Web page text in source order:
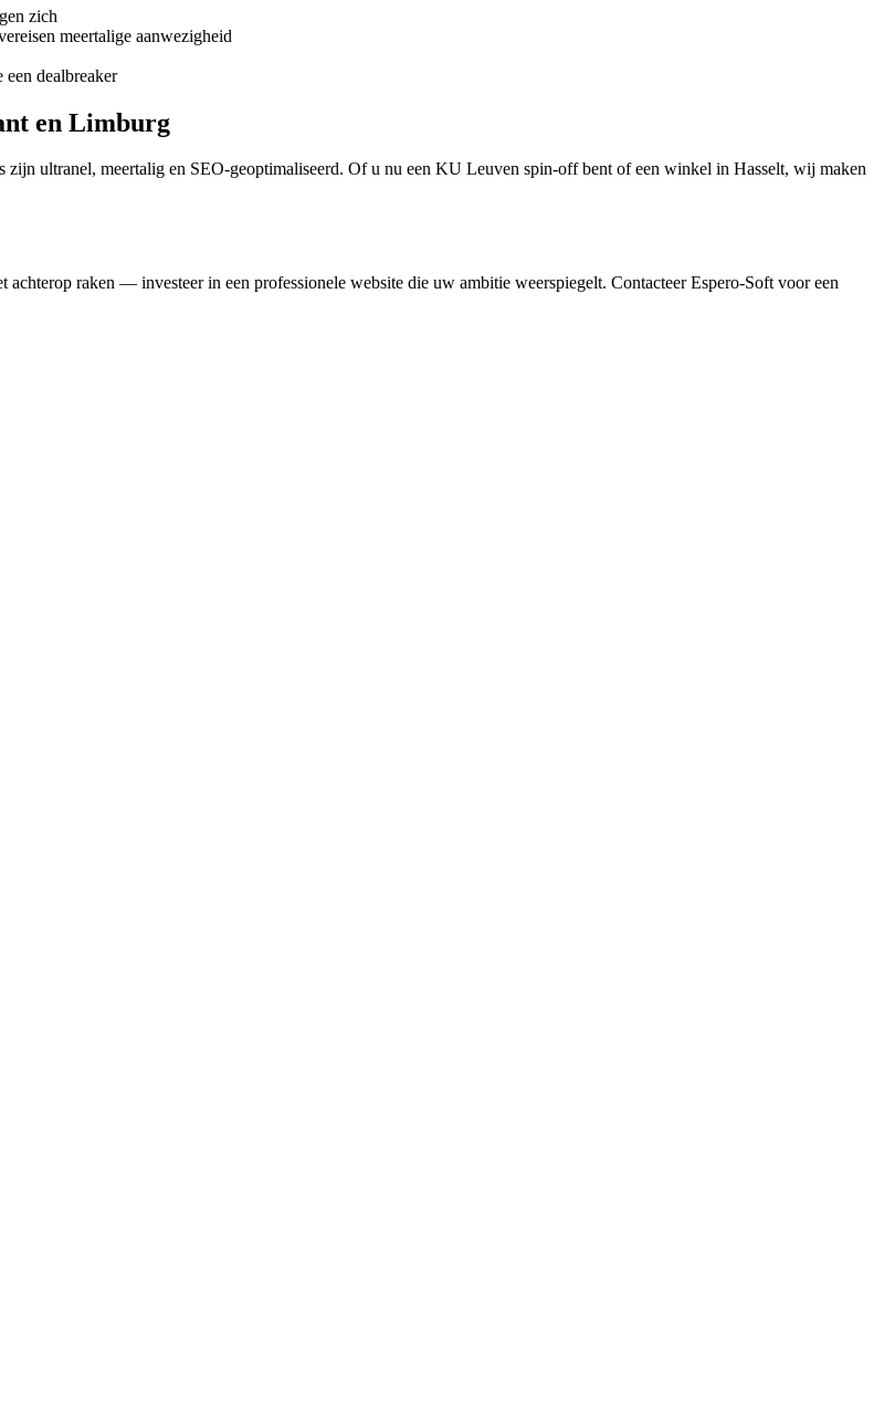
zich
meertalige aanwezigheid
een dealbreaker
en Limburg
zijn ultranel, meertalig en SEO-geoptimaliseerd. Of u nu een KU Leuven spin-off bent of een winkel in Hasselt, wij maken
raken — investeer in een professionele website die uw ambitie weerspiegelt. Contacteer Espero-Soft voor een